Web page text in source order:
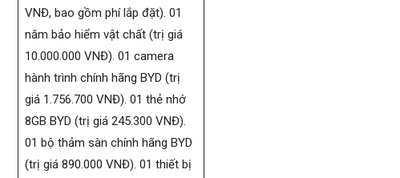
VNĐ, bao gồm phí lắp đặt). 01
năm bảo hiểm vật chất (trị giá
10.000.000 VNĐ). 01 camera
hành trình chính hãng BYD (trị
giá 1.756.700 VNĐ). 01 thẻ nhớ
8GB BYD (trị giá 245.300 VNĐ).
01 bộ thảm sàn chính hãng BYD
(trị giá 890.000 VNĐ). 01 thiết bị